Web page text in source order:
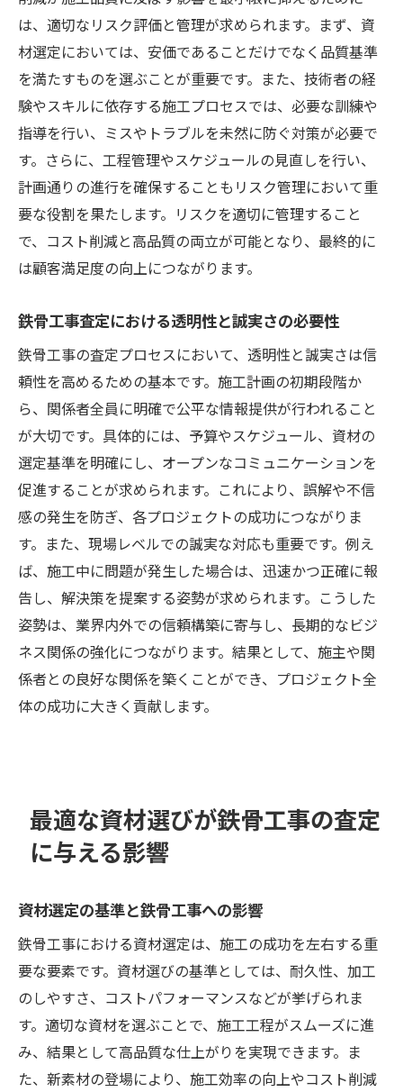
プロジェクト開始前のリスク評価と見積も
り調整
見積もりにおける透明性と信頼性の確保
鉄骨工事の成功を追求するための実践的なアプ
ローチ
成功するプロジェクトマネジメントの基本
プロジェクトの目標設定と成果の評価基準
リスク管理が成功に与える影響
ステークホルダーとの効果的なコミュニケ
ーション
チ
成功事例から学ぶ鉄骨工事のベストプラク
ティス
は、適切なリスク評価と管理が求められます。まず、資
材選定においては、安価であることだけでなく品質基準
を満たすものを選ぶことが重要です。また、技術者の経
験やスキルに依存する施工プロセスでは、必要な訓練や
指導を行い、ミスやトラブルを未然に防ぐ対策が必要で
す。さらに、工程管理やスケジュールの見直しを行い、
計画通りの進行を確保することもリスク管理において重
要な役割を果たします。リスクを適切に管理すること
で、コスト削減と高品質の両立が可能となり、最終的に
は顧客満足度の向上につながります。
鉄骨工事査定における透明性と誠実さの必要性
鉄骨工事の査定プロセスにおいて、透明性と誠実さは信
頼性を高めるための基本です。施工計画の初期段階か
ら、関係者全員に明確で公平な情報提供が行われること
が大切です。具体的には、予算やスケジュール、資材の
選定基準を明確にし、オープンなコミュニケーションを
促進することが求められます。これにより、誤解や不信
感の発生を防ぎ、各プロジェクトの成功につながりま
す。また、現場レベルでの誠実な対応も重要です。例え
ば、施工中に問題が発生した場合は、迅速かつ正確に報
告し、解決策を提案する姿勢が求められます。こうした
姿勢は、業界内外での信頼構築に寄与し、長期的なビジ
ネス関係の強化につながります。結果として、施主や関
係者との良好な関係を築くことができ、プロジェクト全
体の成功に大きく貢献します。
最適な資材選びが鉄骨工事の査定
に与える影響
資材選定の基準と鉄骨工事への影響
鉄骨工事における資材選定は、施工の成功を左右する重
要な要素です。資材選びの基準としては、耐久性、加工
のしやすさ、コストパフォーマンスなどが挙げられま
す。適切な資材を選ぶことで、施工工程がスムーズに進
み、結果として高品質な仕上がりを実現できます。ま
た、新素材の登場により、施工効率の向上やコスト削減